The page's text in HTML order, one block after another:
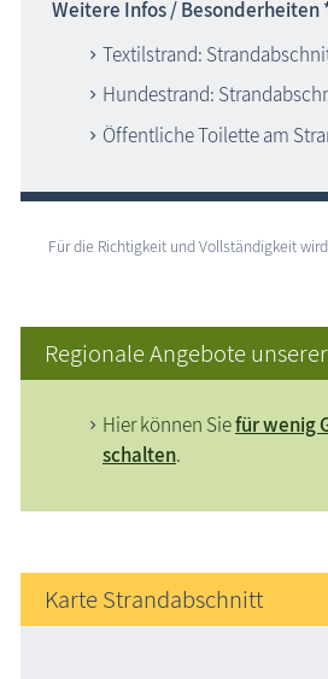
Weitere Infos / Besonderheiten
Textilstrand:
Hundestrand:
Öffentliche Toilette am
Für die Richtigkeit und Vollständigkeit
Regionale Angebote
Hier können Siefür wenig
schalten.
Karte Strandabschnitt